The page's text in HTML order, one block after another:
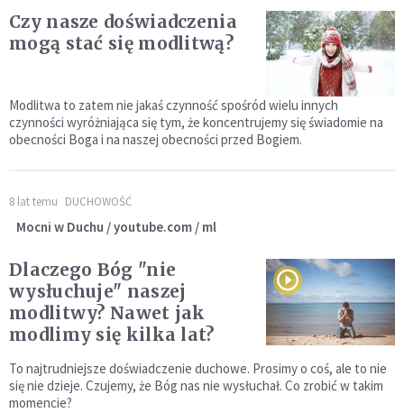
Czy nasze doświadczenia
mogą stać się modlitwą?
Modlitwa to zatem nie jakaś czynność spośród wielu innych
czynności wyróżniająca się tym, że koncentrujemy się świadomie na
obecności Boga i na naszej obecności przed Bogiem.
8 lat temu DUCHOWOŚĆ
Mocni w Duchu / youtube.com / ml
Dlaczego Bóg "nie
wysłuchuje" naszej
modlitwy? Nawet jak
modlimy się kilka lat?
To najtrudniejsze doświadczenie duchowe. Prosimy o coś, ale to nie
się nie dzieje. Czujemy, że Bóg nas nie wysłuchał. Co zrobić w takim
momencie?